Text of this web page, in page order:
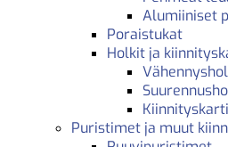
Alumiiniset
Poraistukat
Holkit ja
Puristimet ja muut